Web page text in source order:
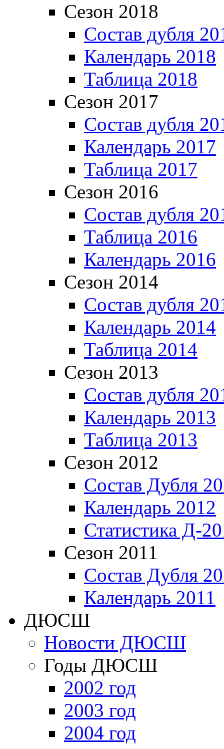
Сезон 2018
Состав дубля
Календарь 2018
Таблица 2018
Сезон 2017
Состав дубля
Календарь 2017
Таблица 2017
Сезон 2016
Состав дубля
Таблица 2016
Календарь 2016
Сезон 2014
Состав дубля
Календарь 2014
Таблица 2014
Сезон 2013
Состав дубля
Календарь 2013
Таблица 2013
Сезон 2012
Состав Дубля
Календарь 2012
Статистика Д-
Сезон 2011
Состав Дубля
Календарь 2011
ДЮСШ
Новости ДЮСШ
Годы ДЮСШ
2002 год
2003 год
2004 год